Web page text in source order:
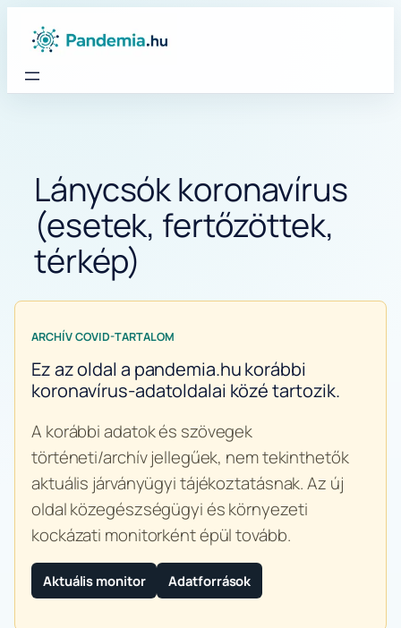
Lánycsók koronavírus
(esetek, fertőzöttek,
térkép)
ARCHÍV COVID-TARTALOM
Ez az oldal a pandemia.hu korábbi
koronavírus-adatoldalai közé tartozik.
A korábbi adatok és szövegek
történeti/archív jellegűek, nem tekinthetők
aktuális járványügyi tájékoztatásnak. Az új
oldal közegészségügyi és környezeti
kockázati monitorként épül tovább.
Aktuális monitor Adatforrások